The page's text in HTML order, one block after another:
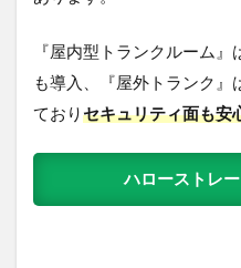
『屋内型トランクルーム
も導入、『屋外トランク』
ておりセキュリティ面も安
ハローストレ